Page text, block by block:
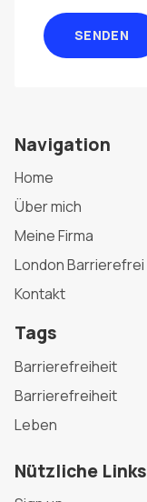
SENDEN
Navigation
Home
Über mich
Meine Firma
London Barrierefrei
Kontakt
Tags
Barrierefreiheit
Barrierefreiheit
Leben
Nützliche Links